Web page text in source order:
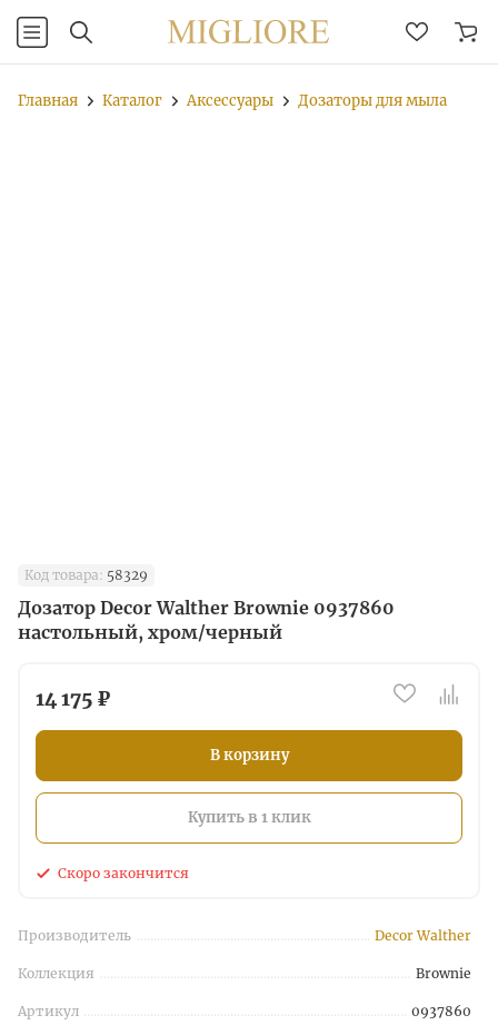
Главная Каталог Аксессуары Дозаторы для мыла
Код товара: 58329
Дозатор Decor Walther Brownie 0937860
настольный, хром/черный
14 175 ₽
В корзину
Купить в 1 клик
Скоро закончится
Производитель Decor Walther
Коллекция Brownie
Артикул 0937860